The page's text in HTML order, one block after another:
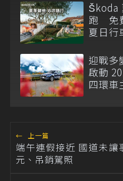
Škoda
跑 免
夏日行
迎戰多
啟動
四環車
← 上一篇
端午連假接近 國道未讓
元、吊銷駕照